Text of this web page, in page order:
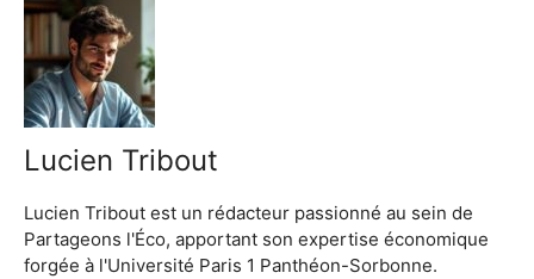
Lucien Tribout
Lucien Tribout est un rédacteur passionné au sein de
Partageons l'Éco, apportant son expertise économique
forgée à l'Université Paris 1 Panthéon-Sorbonne.